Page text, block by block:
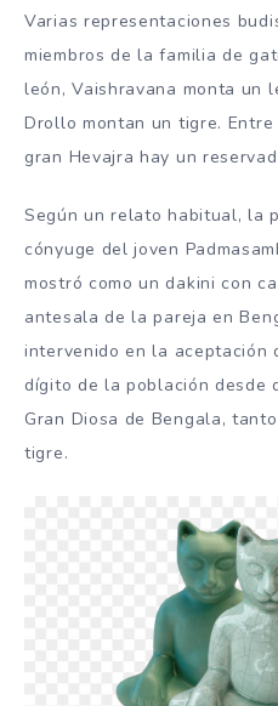
Varias representaciones
miembros de la familia de
león, Vaishravana monta un
Drollo montan un tigre.
gran Hevajra hay un
Según un relato habitual, la
cónyuge del joven
mostró como un dakini con
antesala de la pareja en
intervenido en la aceptación
dígito de la población desde
Gran Diosa de Bengala,
tigre.